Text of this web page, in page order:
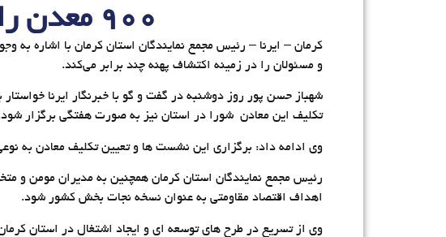
۹۰۰ معدن راکد در استان کرمان وجود دارد
و مسئولان را در زمینه اکتشاف پهنه چند برابر می‌کند.
شهباز حسن پور روز دوشنبه در گفت و گو با خبرنگار ایرنا
تکلیف این معادن شورا در استان نیز به صورت هفتگی برگزار
وی ادامه داد: برگزاری این نشست ها و تعیین تکلیف معادن به
رئیس مجمع نمایندگان استان کرمان همچنین به مدیران مومن و
اهداف اقتصاد مقاومتی به عنوان نسخه نجات بخش کشور شود.
وی از تسریع در طرح های توسعه ای و ایجاد اشتغال در استان